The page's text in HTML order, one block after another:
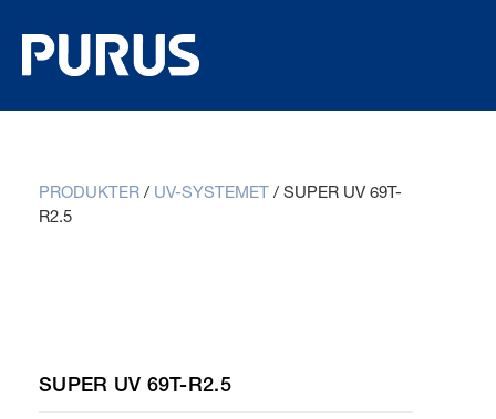
PRODUKTER / UV-SYSTEMET / SUPER UV 69T-
R2.5
SUPER UV 69T-R2.5